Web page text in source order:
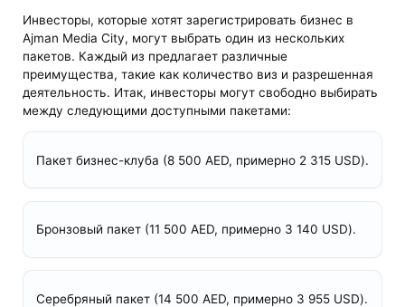
Инвесторы, которые хотят зарегистрировать бизнес в
Ajman Media City, могут выбрать один из нескольких
пакетов. Каждый из предлагает различные
преимущества, такие как количество виз и разрешенная
деятельность. Итак, инвесторы могут свободно выбирать
между следующими доступными пакетами:
Пакет бизнес-клуба (8 500 AED, примерно 2 315 USD).
Бронзовый пакет (11 500 AED, примерно 3 140 USD).
Серебряный пакет (14 500 AED, примерно 3 955 USD).